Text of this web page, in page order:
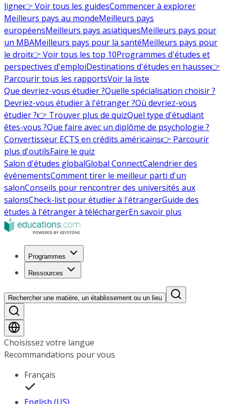
ligne👉 Voir tous les guidesCommencer à explorer
Meilleurs pays au mondeMeilleurs pays
européensMeilleurs pays asiatiquesMeilleurs pays pour
un MBAMeilleurs pays pour la santéMeilleurs pays pour
le droit👉 Voir tous les top 10Programmes d'études et
perspectives d'emploiDestinations d'études en hausse👉
Parcourir tous les rapportsVoir la liste
Que devriez-vous étudier ?Quelle spécialisation choisir ?
Devriez-vous étudier à l'étranger ?Où devriez-vous
étudier ?👉 Trouver plus de quizQuel type d'étudiant
êtes-vous ?Que faire avec un diplôme de psychologie ?
Convertisseur ECTS en crédits américains👉 Parcourir
plus d'outilsFaire le quiz
Salon d'études globalGlobal ConnectCalendrier des
événementsComment tirer le meilleur parti d'un
salonConseils pour rencontrer des universités aux
salonsCheck-list pour étudier à l'étrangerGuide des
études à l'étranger à téléchargerEn savoir plus
Programmes
Ressources
Rechercher une matière, un établissement ou un lieu
Choisissez votre langue
Recommandations pour vous
Français